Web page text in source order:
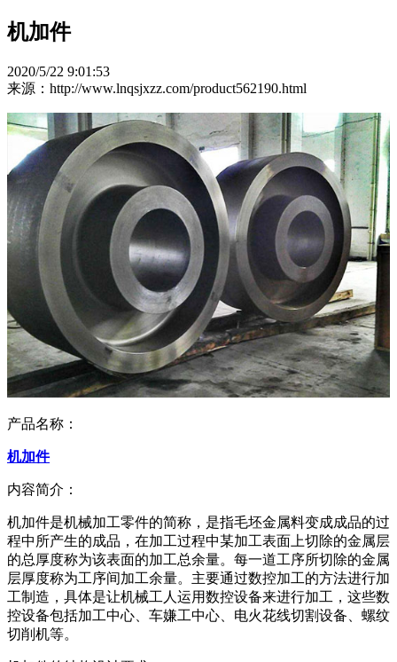
机加件
2020/5/22 9:01:53
来源：http://www.lnqsjxzz.com/product562190.html
产品名称：
机加件
内容简介：
机加件是机械加工零件的简称，是指毛坯金属料变成成品的过
程中所产生的成品，在加工过程中某加工表面上切除的金属层
的总厚度称为该表面的加工总余量。每一道工序所切除的金属
层厚度称为工序间加工余量。主要通过数控加工的方法进行加
工制造，具体是让机械工人运用数控设备来进行加工，这些数
控设备包括加工中心、车嫌工中心、电火花线切割设备、螺纹
切削机等。